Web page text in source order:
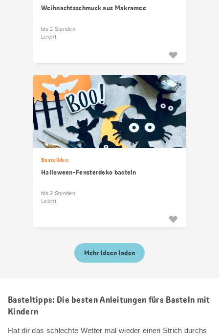
Weihnachtsschmuck aus Makramee
bis 2 Stunden
Leicht
Bastelidee
Halloween-Fensterdeko basteln
bis 2 Stunden
Leicht
Mehr Ideen laden
Basteltipps: Die besten Anleitungen fürs Basteln mit
Kindern
Hat dir das schlechte Wetter mal wieder einen Strich durchs